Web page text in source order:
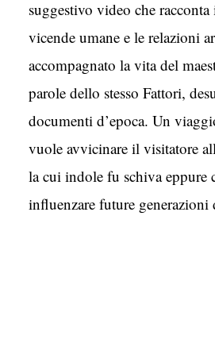
suggestivo video che
vicende umane e le relazioni
accompagnato la vita del
parole dello stesso Fattori,
documenti d’epoca. Un
vuole avvicinare il visitatore
la cui indole fu schiva eppure
influenzare future generazioni